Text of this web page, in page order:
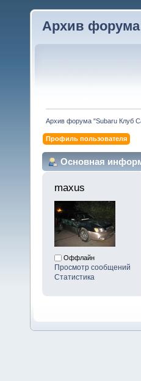
Архив форума
Архив форума "Subaru Клуб
Профиль пользователя
Основная
maxus
Оффлайн
Просмотр сообщений
Статистика